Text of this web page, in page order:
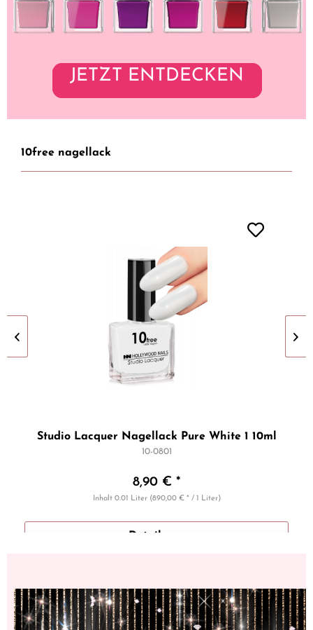
JETZT ENTDECKEN
10free nagellack
Studio Lacquer Nagellack Pure White 1 10ml
10-0801
8,90 € *
Inhalt 0.01 Liter (890,00 € * / 1 Liter)
Details